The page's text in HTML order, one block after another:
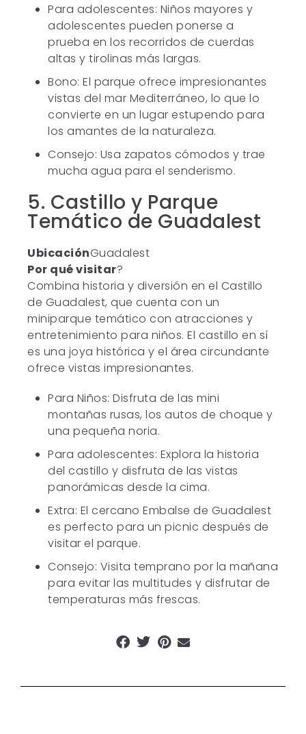
Para adolescentes: Niños mayores y
adolescentes pueden ponerse a
prueba en los recorridos de cuerdas
altas y tirolinas más largas.
Bono: El parque ofrece impresionantes
vistas del mar Mediterráneo, lo que lo
convierte en un lugar estupendo para
los amantes de la naturaleza.
Consejo: Usa zapatos cómodos y trae
mucha agua para el senderismo.
5. Castillo y Parque
Temático de Guadalest
UbicaciónGuadalest
Por qué visitar?
Combina historia y diversión en el Castillo
de Guadalest, que cuenta con un
miniparque temático con atracciones y
entretenimiento para niños. El castillo en sí
es una joya histórica y el área circundante
ofrece vistas impresionantes.
Para Niños: Disfruta de las mini
montañas rusas, los autos de choque y
una pequeña noria.
Para adolescentes: Explora la historia
del castillo y disfruta de las vistas
panorámicas desde la cima.
Extra: El cercano Embalse de Guadalest
es perfecto para un picnic después de
visitar el parque.
Consejo: Visita temprano por la mañana
para evitar las multitudes y disfrutar de
temperaturas más frescas.